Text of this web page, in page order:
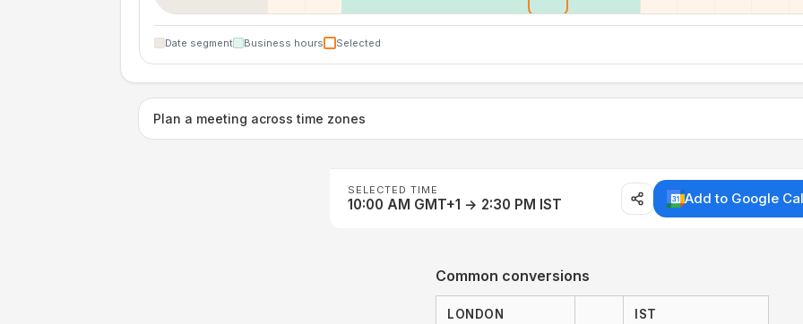
Date segment Business hours Selected
Plan a meeting across time zones
SELECTED TIME
10:00 AM GMT+1 → 2:30 PM IST Add to Google
Common conversions
LONDON IST